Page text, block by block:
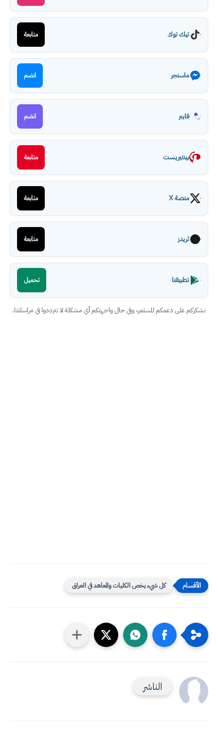
تيك توك متابعة
ماسنجر انضم
فايبر انضم
بينتيريست متابعة
منصة X متابعة
ثريدز متابعة
تطبيقنا تحميل
نشكركم على دعمكم المستمر، وفي حال واجهتكم أي مشكلة لا تترددوا في مراسلتنا.
كل شيء يخص الكليات والمعاهد في العراق
الناشر